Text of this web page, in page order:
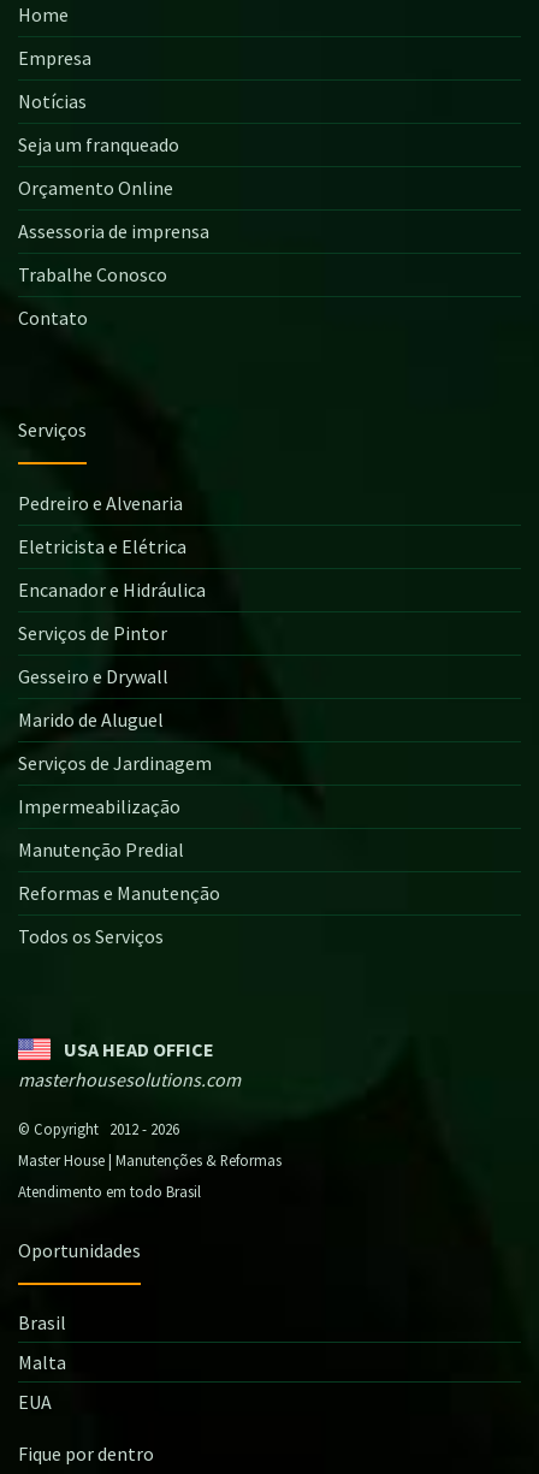
Home
Empresa
Notícias
Seja um franqueado
Orçamento Online
Assessoria de imprensa
Trabalhe Conosco
Contato
Serviços
Pedreiro e Alvenaria
Eletricista e Elétrica
Encanador e Hidráulica
Serviços de Pintor
Gesseiro e Drywall
Marido de Aluguel
Serviços de Jardinagem
Impermeabilização
Manutenção Predial
Reformas e Manutenção
Todos os Serviços
USA HEAD OFFICE
masterhousesolutions.com
© Copyright 2012 - 2026
Master House | Manutenções & Reformas
Atendimento em todo Brasil
Oportunidades
Brasil
Malta
EUA
Fique por dentro